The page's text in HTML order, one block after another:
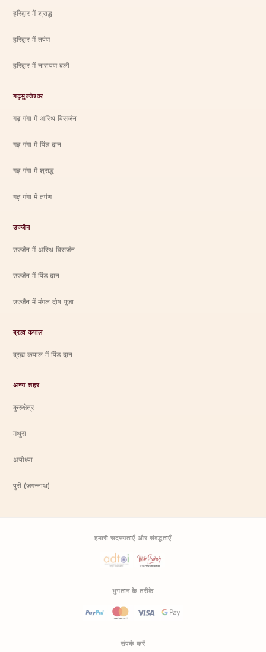
हरिद्वार में श्राद्ध
हरिद्वार में तर्पण
हरिद्वार में नारायण बली
गढ़मुक्तेश्वर
गढ़ गंगा में अस्थि विसर्जन
गढ़ गंगा में पिंड दान
गढ़ गंगा में श्राद्ध
गढ़ गंगा में तर्पण
उज्जैन
उज्जैन में अस्थि विसर्जन
उज्जैन में पिंड दान
उज्जैन में मंगल दोष पूजा
ब्रह्म कपाल
ब्रह्म कपाल में पिंड दान
अन्य शहर
कुरुक्षेत्र
मथुरा
अयोध्या
पुरी (जगन्नाथ)
हमारी सदस्यताएँ और संबद्धताएँ
भुगतान के तरीके
संपर्क करें